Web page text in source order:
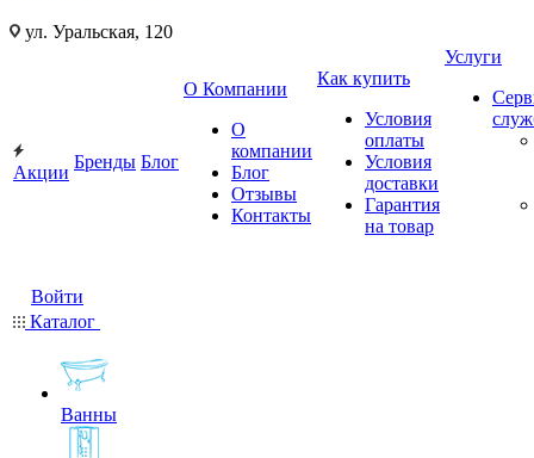
ул. Уральская, 120
Акции
Бренды Блог
О Компании
О
компании
Блог
Отзывы
Контакты
Как купить
Условия
оплаты
Условия
доставки
Гарантия
на товар
Услуги
Войти
Каталог
Ванны